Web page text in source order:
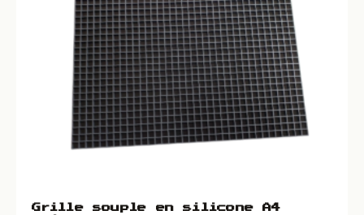
Grille souple en silicone A4